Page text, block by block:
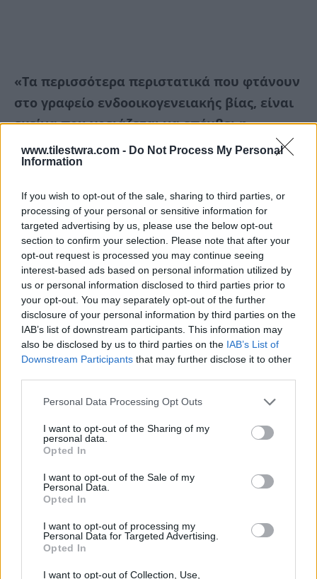
www.tilestwra.com - Do Not Process My Personal
Information
If you wish to opt-out of the sale, sharing to third parties, or
processing of your personal or sensitive information for
targeted advertising by us, please use the below opt-out
section to confirm your selection. Please note that after your
opt-out request is processed you may continue seeing
interest-based ads based on personal information utilized by
us or personal information disclosed to third parties prior to
your opt-out. You may separately opt-out of the further
disclosure of your personal information by third parties on the
IAB’s list of downstream participants. This information may
also be disclosed by us to third parties on the IAB’s List of
Downstream Participants that may further disclose it to other
Personal Data Processing Opt Outs
I want to opt-out of the Sharing of my
personal data.
Opted In
I want to opt-out of the Sale of my
Personal Data.
Opted In
I want to opt-out of processing my
Personal Data for Targeted Advertising.
Opted In
I want to opt-out of Collection, Use,
«Τα περισσότερα περιστατικά που φτάνουν
στο γραφείο ενδοοικογενειακής βίας, είναι
εκείνα που χρειάζεται να επέμβει η
Αστυνομία δικονομικά, προανακριτικά και
κατασταλτικά»
Όπως φανερώνουν τα στοιχεία της ΕΛΑΣ στην
πλειονότητα τους τα θύματα
ενδοοικογενειακής βίας είναι γυναίκες και οι
θύτες άνδρες. Ειδικότερα το πρώτο δεκάμηνο
του 2024 είχαμε 5.583 άνδρες θύματα
αδικημάτων ενδοοικογενειακής βίας και στον
αντίποδα 15.571 γυναίκες θύματα. Επίσης στο
ίδιο διάστημα οι άνδρες δράστες τέτοιων
αδικημάτων ήταν 15.413 και οι γυναίκες 3.565.